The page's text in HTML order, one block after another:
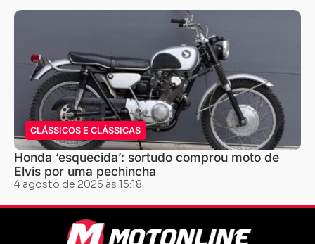
CLÁSSICOS E CLÁSSICAS
Honda ‘esquecida’: sortudo comprou moto de
Elvis por uma pechincha
4 agosto de 2026 às 15:18